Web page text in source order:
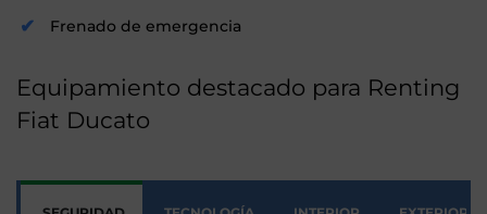
Frenado de emergencia
Equipamiento destacado para Renting
Fiat Ducato